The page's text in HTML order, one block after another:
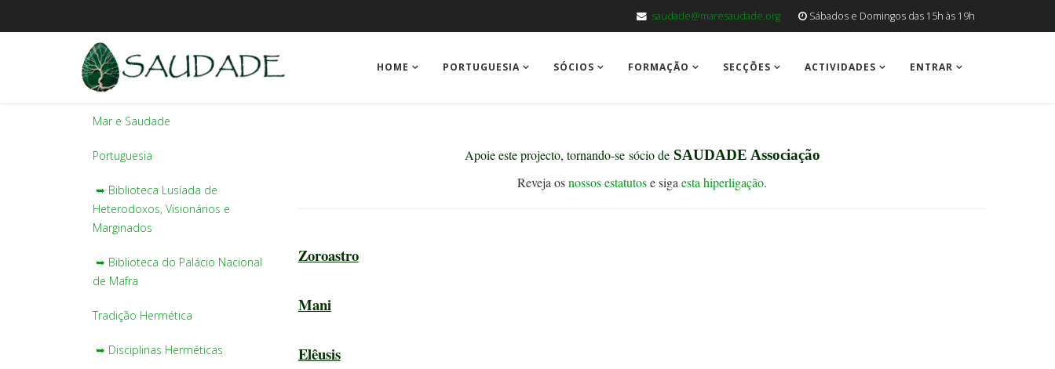
saudade@maresaudade.org Sábados e Domingos das 15h às 19h
HOME PORTUGUESIA SÓCIOS FORMAÇÃO SECÇÕES ACTIVIDADES ENTRAR
Mar e Saudade
Portuguesia
➥ Biblioteca Lusíada de
Heterodoxos, Visionários e
Marginados
➥ Biblioteca do Palácio Nacional
de Mafra
Tradição Hermética
➥ Disciplinas Herméticas
Apoie este projecto, tornando-se sócio de SAUDADE Associação
Reveja osnossos estatutose sigaesta hiperligação.
Zoroastro
Mani
Elêusis